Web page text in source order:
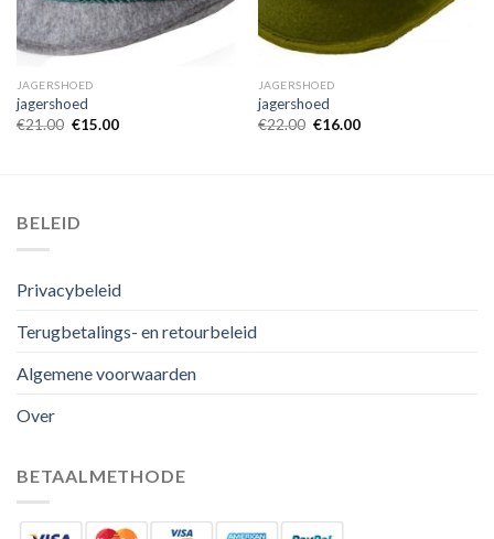
JAGERSHOED
jagershoed
€21.00 €15.00
JAGERSHOED
jagershoed
€22.00 €16.00
BELEID
Privacybeleid
Terugbetalings- en retourbeleid
Algemene voorwaarden
Over
BETAALMETHODE